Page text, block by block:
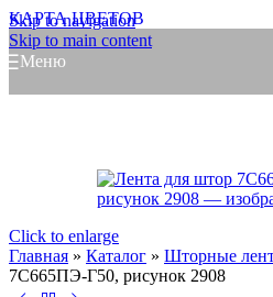
КАРТА ЦВЕТОВ
Skip to navigation
Skip to main content
Меню
Click to enlarge
Главная » Каталог » Шторные
7С665ПЭ-Г50, рисунок 2908